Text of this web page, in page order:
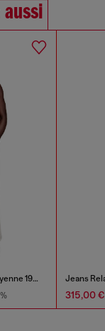
aussi
Jeans Relaxed Taille Moyenne 1997 D-Enim-M
315,00 €